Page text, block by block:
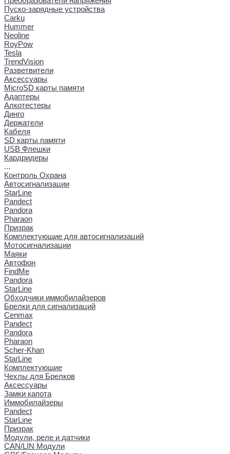
Пуско-зарядные устройства
Carku
Hummer
Neoline
RoyPow
Tesla
TrendVision
Разветвители
Аксессуары
MicroSD карты памяти
Адаптеры
Алкотестеры
Динго
Держатели
Кабеля
SD карты памяти
USB Флешки
Кардридеры
...
Контроль Охрана
Автосигнализации
StarLine
Pandect
Pandora
Pharaon
Призрак
Комплектующие для автосигнализаций
Мотосигнализации
Маяки
Автофон
FindMe
Pandora
StarLine
Обходчики иммобилайзеров
Брелки для сигнализаций
Cenmax
Pandect
Pandora
Pharaon
Scher-Khan
StarLine
Комплектующие
Чехлы для Брелков
Аксессуары
Замки капота
Иммобилайзеры
Pandect
StarLine
Призрак
Модули, реле и датчики
CAN/LIN Модули